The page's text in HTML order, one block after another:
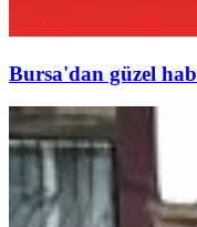
Bursa'dan güzel